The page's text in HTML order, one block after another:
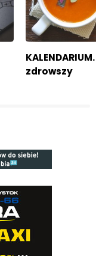
zdrowszy